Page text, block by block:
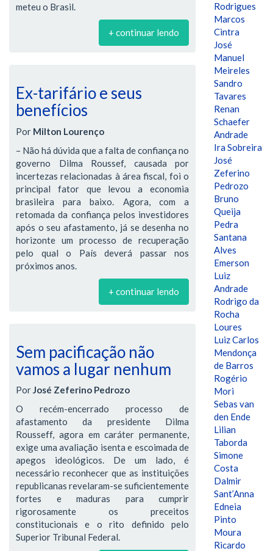
meteu o Brasil.
+ continuar lendo
Ex-tarifário e seus
benefícios
Por Milton Lourenço
– Não há dúvida que a falta de confiança no
governo Dilma Roussef, causada por
incertezas relacionadas à área fiscal, foi o
principal fator que levou a economia
brasileira para baixo. Agora, com a
retomada da confiança pelos investidores
após o seu afastamento, já se desenha no
horizonte um processo de recuperação
pelo qual o País deverá passar nos
próximos anos.
+ continuar lendo
Sem pacificação não
vamos a lugar nenhum
PorJosé Zeferino Pedrozo
O recém-encerrado processo de
afastamento da presidente Dilma
Rousseff, agora em caráter permanente,
exige uma avaliação isenta e escoimada de
apegos ideológicos. De um lado, é
necessário reconhecer que as instituições
republicanas revelaram-se suficientemente
fortes e maduras para cumprir
rigorosamente os preceitos
constitucionais e o rito definido pelo
Superior Tribunal Federal.
Rodrigues
Marcos
Cintra
José
Manuel
Meireles
Sandro
Tavares
Renan
Schaefer
Andrade
Ira Sobreira
José
Zeferino
Pedrozo
Bruno
Queija
Pedra
Santana
Alves
Emerson
Luiz
Andrade
Rodrigo da
Rocha
Loures
Luiz Carlos
Mendonça
de Barros
Rogério
Mori
Sebas van
den Ende
Lilian
Taborda
Simone
Costa
Dalmir
Sant’Anna
Edneia
Pinto
Moura
Ricardo